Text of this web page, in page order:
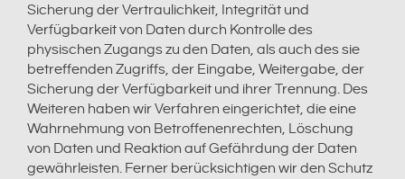
Sicherung der Vertraulichkeit, Integrität und
Verfügbarkeit von Daten durch Kontrolle des
physischen Zugangs zu den Daten, als auch des sie
betreffenden Zugriffs, der Eingabe, Weitergabe, der
Sicherung der Verfügbarkeit und ihrer Trennung. Des
Weiteren haben wir Verfahren eingerichtet, die eine
Wahrnehmung von Betroffenenrechten, Löschung
von Daten und Reaktion auf Gefährdung der Daten
gewährleisten. Ferner berücksichtigen wir den Schutz